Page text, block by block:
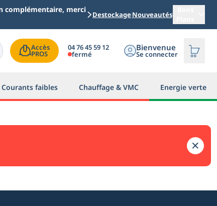
complémentaire, merci
DestockageNouveautés
Accès
PROS
04 76 45 59 12
fermé
Bienvenue
Se connecter
Courants faibles Chauffage & VMC Energie verte